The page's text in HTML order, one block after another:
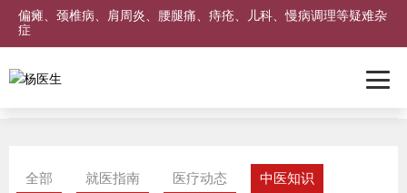
偏瘫、颈椎病、肩周炎、腰腿痛、痔疮、儿科、慢病调理等疑难杂
症
全部 就医指南 医疗动态 中医知识